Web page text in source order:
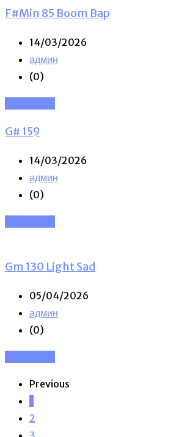
F#Min 85 Boom Bap
14/03/2026
админ
(0)
G# 159
14/03/2026
админ
(0)
Gm 130 Light Sad
05/04/2026
админ
(0)
Previous
2